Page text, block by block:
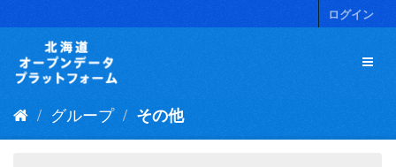
キ
ログイン
グループ その他